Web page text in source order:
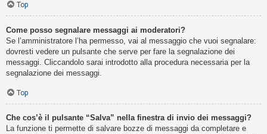
Top
Come posso segnalare messaggi ai moderatori?
Se l’amministratore l’ha permesso, vai al messaggio che vuoi segnalare:
dovresti vedere un pulsante che serve per fare la segnalazione dei
messaggi. Cliccandolo sarai introdotto alla procedura necessaria per la
segnalazione dei messaggi.
Top
Che cos’è il pulsante “Salva” nella finestra di invio dei messaggi?
La funzione ti permette di salvare bozze di messaggi da completare e